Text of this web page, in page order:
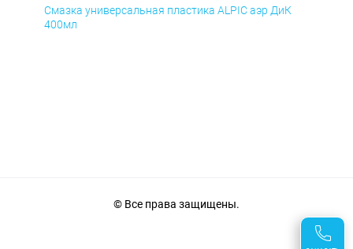
Смазка универсальная пластика ALPIC аэр ДиК
400мл
© Все права защищены.